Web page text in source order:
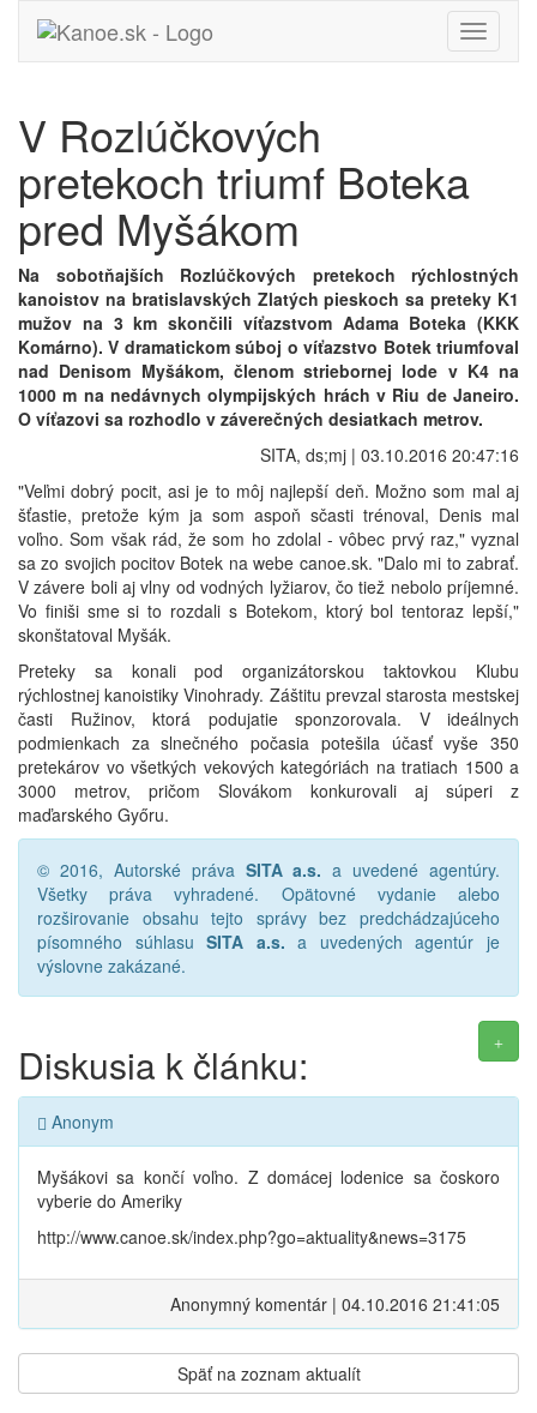
Toggle
V Rozlúčkových
pretekoch triumf Boteka
pred Myšákom
Na sobotňajších Rozlúčkových pretekoch rýchlostných
kanoistov na bratislavských Zlatých pieskoch sa preteky K1
mužov na 3 km skončili víťazstvom Adama Boteka (KKK
Komárno). V dramatickom súboj o víťazstvo Botek triumfoval
nad Denisom Myšákom, členom striebornej lode v K4 na
1000 m na nedávnych olympijských hrách v Riu de Janeiro.
O víťazovi sa rozhodlo v záverečných desiatkach metrov.
SITA, ds;mj | 03.10.2016 20:47:16
"Veľmi dobrý pocit, asi je to môj najlepší deň. Možno som mal aj
šťastie, pretože kým ja som aspoň sčasti trénoval, Denis mal
voľno. Som však rád, že som ho zdolal - vôbec prvý raz," vyznal
sa zo svojich pocitov Botek na webe canoe.sk. "Dalo mi to zabrať.
V závere boli aj vlny od vodných lyžiarov, čo tiež nebolo príjemné.
Vo finiši sme si to rozdali s Botekom, ktorý bol tentoraz lepší,"
skonštatoval Myšák.
Preteky sa konali pod organizátorskou taktovkou Klubu
rýchlostnej kanoistiky Vinohrady. Záštitu prevzal starosta mestskej
časti Ružinov, ktorá podujatie sponzorovala. V ideálnych
podmienkach za slnečného počasia potešila účasť vyše 350
pretekárov vo všetkých vekových kategóriách na tratiach 1500 a
3000 metrov, pričom Slovákom konkurovali aj súperi z
maďarského Győru.
© 2016, Autorské práva SITA a.s. a uvedené agentúry.
Všetky práva vyhradené. Opätovné vydanie alebo
rozširovanie obsahu tejto správy bez predchádzajúceho
písomného súhlasuSITA a.s. a uvedených agentúr je
výslovne zakázané.
Diskusia k článku:
Anonym
Myšákovi sa končí voľno. Z domácej lodenice sa čoskoro
vyberie do Ameriky
http://www.canoe.sk/index.php?go=aktuality&news=3175
Anonymný komentár | 04.10.2016 21:41:05
Späť na zoznam aktualít